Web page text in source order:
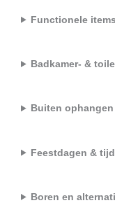
Functionele
Badkamer- &
Buiten ophangen
Feestdagen &
Boren en